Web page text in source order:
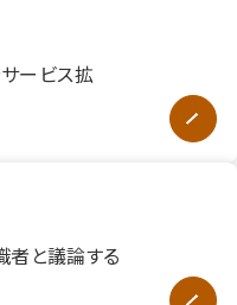
ービス拡
者と議論する